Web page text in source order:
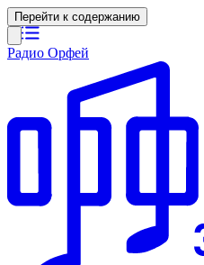
Перейти к содержанию
Радио Орфей